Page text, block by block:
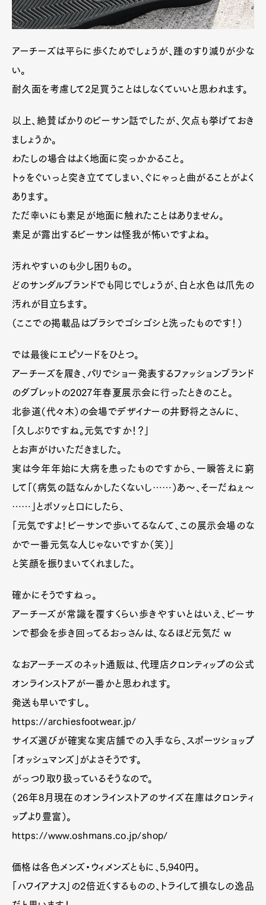
アーチーズは平らに歩くためでしょうが、踵のすり減りが少な
い。
耐久面を考慮して2足買うことはしなくていいと思われます。
以上、絶賛ばかりのビーサン話でしたが、欠点も挙げておき
ましょうか。
わたしの場合はよく地面に突っかかること。
トゥをぐいっと突き立ててしまい、ぐにゃっと曲がることがよく
あります。
ただ幸いにも素足が地面に触れたことはありません。
素足が露出するビーサンは怪我が怖いですよね。
汚れやすいのも少し困りもの。
どのサンダルブランドでも同じでしょうが、白と水色は爪先の
汚れが目立ちます。
（ここでの掲載品はブラシでゴシゴシと洗ったものです！）
では最後にエピソードをひとつ。
アーチーズを履き、パリでショー発表するファッションブランド
のダブレットの2027年春夏展示会に行ったときのこと。
北参道（代々木）の会場でデザイナーの井野将之さんに、
「久しぶりですね。元気ですか！？」
とお声がけいただきました。
実は今年年始に大病を患ったものですから、一瞬答えに窮
して「（病気の話なんかしたくないし……）あ〜、そーだねぇ〜
……」とボソッと口にしたら、
「元気ですよ！ビーサンで歩いてるなんて、この展示会場のな
かで一番元気な人じゃないですか（笑）」
と笑顔を振りまいてくれました。
確かにそうですねっ。
アーチーズが常識を覆すくらい歩きやすいとはいえ、ビーサ
ンで都会を歩き回ってるおっさんは、なるほど元気だ w
なおアーチーズのネット通販は、代理店クロンティップの公式
オンラインストアが一番かと思われます。
発送も早いですし。
https://archiesfootwear.jp/
サイズ選びが確実な実店舗での入手なら、スポーツショップ
「オッシュマンズ」がよさそうです。
がっつり取り扱っているそうなので。
（26年8月現在のオンラインストアのサイズ在庫はクロンティ
ップより豊富）。
https://www.oshmans.co.jp/shop/
価格は各色メンズ・ウィメンズともに、5,940円。
「ハワイアナス」の2倍近くするものの、トライして損なしの逸品